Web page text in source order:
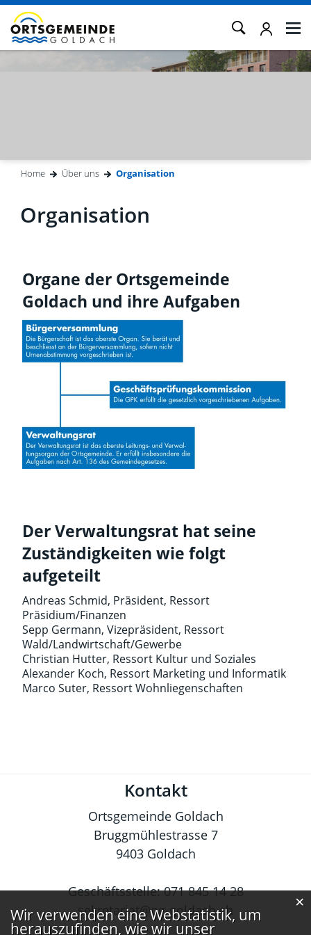
Kopfzeile
Home Über uns Organisation
Inhalt
Organisation
Organe der Ortsgemeinde
Goldach und ihre Aufgaben
Der Verwaltungsrat hat seine
Zuständigkeiten wie folgt
aufgeteilt
Andreas Schmid, Präsident, Ressort
Präsidium/Finanzen
Sepp Germann, Vizepräsident, Ressort
Wald/Landwirtschaft/Gewerbe
Christian Hutter, Ressort Kultur und Soziales
Alexander Koch, Ressort Marketing und Informatik
Marco Suter, Ressort Wohnliegenschaften
FusszeileKontakt
Ortsgemeinde Goldach
Bruggmühlestrasse 7
9403 Goldach
Geschäftsstelle:071 845 14 28
sekretariat@og-goldach.ch
Webstatistik
Wir verwenden eine Webstatistik, um
herauszufinden, wie wir unser
×